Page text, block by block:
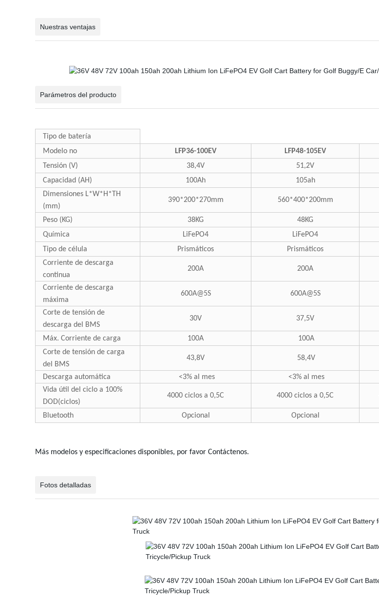
Nuestras ventajas
Parámetros del producto
Tipo de batería
Modelo no
LFP36-100EV LFP48-105EV
Tensión (V)
38,4V 51,2V
Capacidad (AH)
100Ah 105ah
Dimensiones L*W*H*TH
(mm)
390*200*270mm 560*400*200mm
Peso (KG) 38KG 48KG
Química
LiFePO4 LiFePO4
Tipo de célula
Prismáticos Prismáticos
Corriente de descarga
continua
200A 200A
Corriente de descarga
máxima
600A@5S 600A@5S
Corte de tensión de
descarga del BMS
30V 37,5V
Máx. Corriente de carga 100A 100A
Corte de tensión de carga
del BMS
43,8V 58,4V
Descarga automática <3% al mes <3% al mes
Vida útil del ciclo a 100%
DOD(ciclos)
4000 ciclos a 0,5C 4000 ciclos a 0,5C
Bluetooth Opcional Opcional
Más modelos y especificaciones disponibles, por favor Contáctenos.
Fotos detalladas